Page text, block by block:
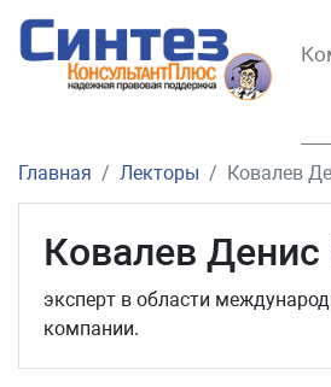
Главная Лекторы Ковалев
Ковалев
эксперт в области
компании.